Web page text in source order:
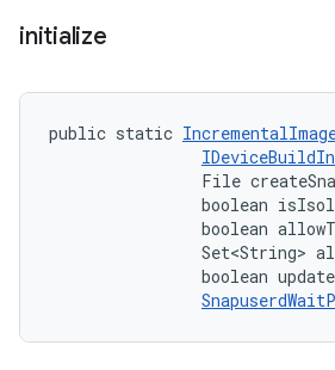
initialize
public static
File
boolean
boolean
Set<String>
boolean